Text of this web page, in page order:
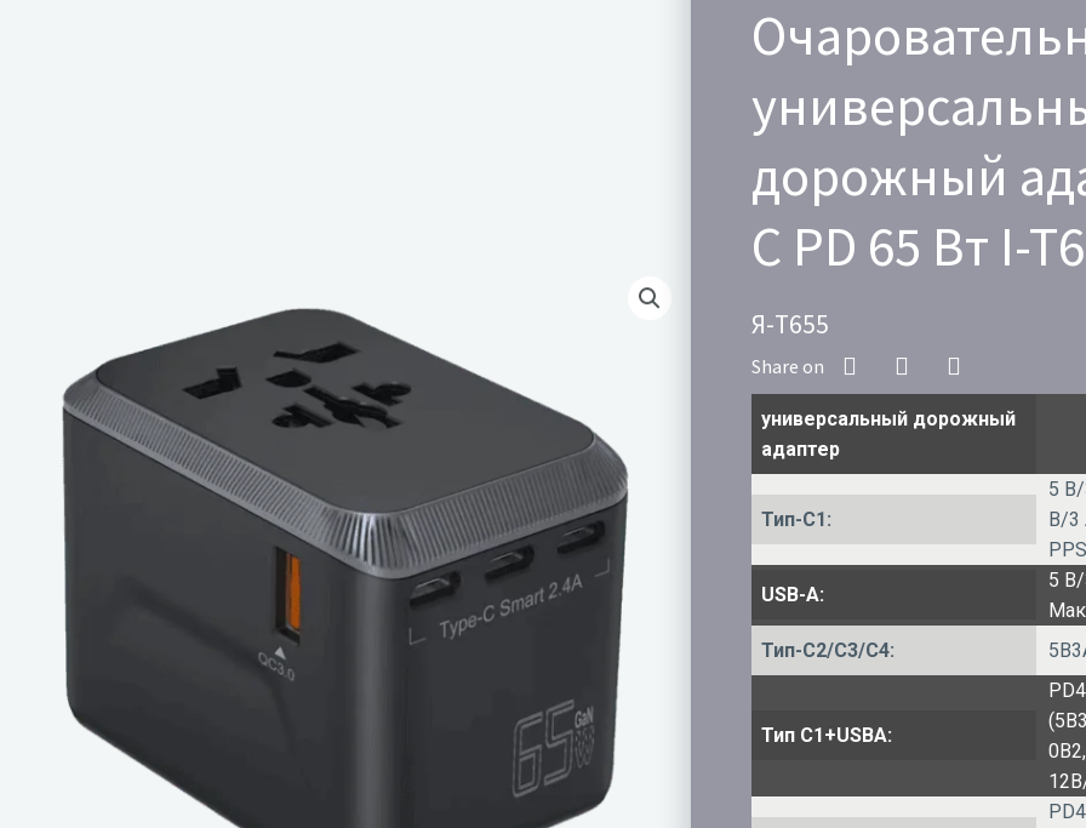
дорожный
C PD 65 Вт I-
Я-Т655
универсальный дорожный
адаптер
Тип-C1:
5
В/3
USB-А:
5
Тип-C2/C3/C4:
Тип C1+USBA: